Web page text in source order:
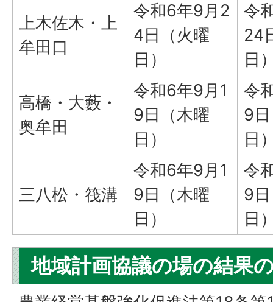
上木佐木・上
牟田口
令和6年9月2
4日（火曜
日）
令
24
日
高橋・大藪・
奥牟田
令和6年9月1
9日（木曜
日）
令
9
日
三八松・筏溝
令和6年9月1
9日（木曜
日）
令
9
日
地域計画協議の場の結果